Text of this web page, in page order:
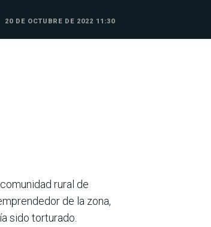
20 DE OCTUBRE DE 2022 11:30
rural de
de la zona,
sido torturado.